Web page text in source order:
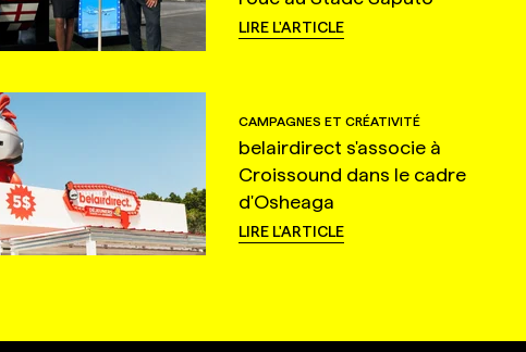
LIRE L'ARTICLE
CAMPAGNES ET CRÉATIVITÉ
belairdirect s'associe à
Croissound dans le cadre
d'Osheaga
LIRE L'ARTICLE